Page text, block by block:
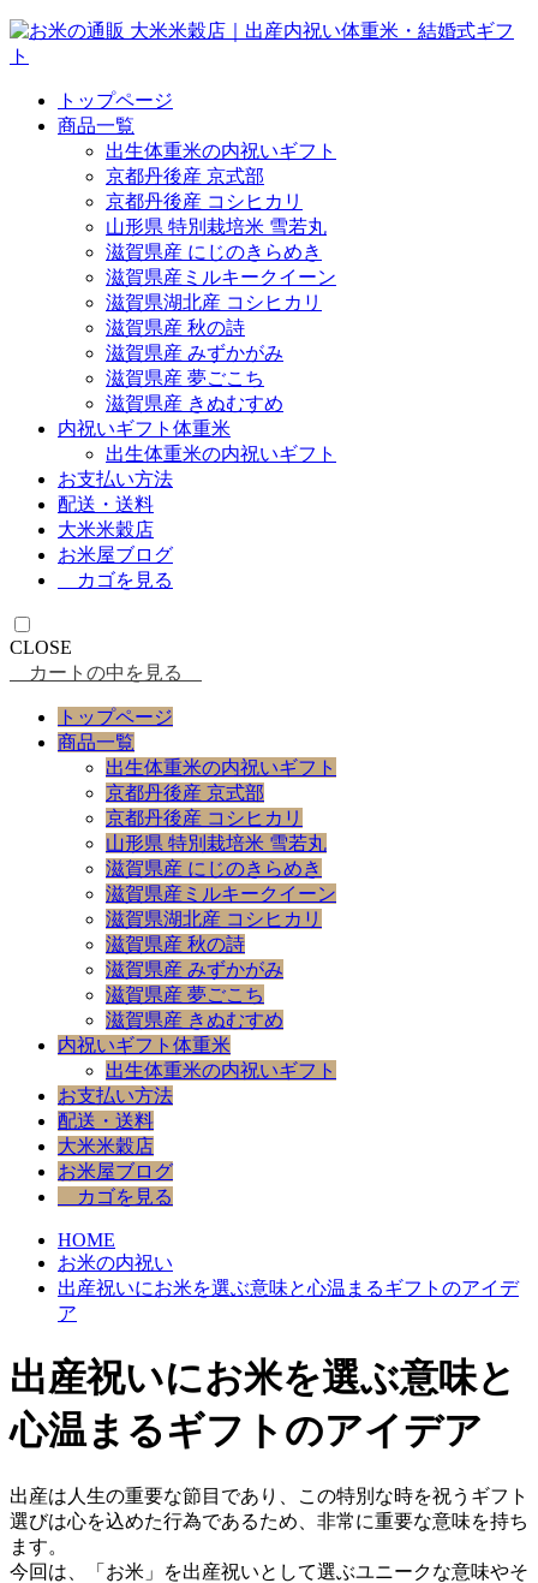
トップページ
商品一覧
出生体重米の内祝いギフト
京都丹後産 京式部
京都丹後産 コシヒカリ
山形県 特別栽培米 雪若丸
滋賀県産 にじのきらめき
滋賀県産ミルキークイーン
滋賀県湖北産 コシヒカリ
滋賀県産 秋の詩
滋賀県産 みずかがみ
滋賀県産 夢ごこち
滋賀県産 きぬむすめ
内祝いギフト体重米
出生体重米の内祝いギフト
お支払い方法
配送・送料
大米米穀店
お米屋ブログ
カゴを見る
CLOSE
カートの中を見る
トップページ
商品一覧
出生体重米の内祝いギフト
京都丹後産 京式部
京都丹後産 コシヒカリ
山形県 特別栽培米 雪若丸
滋賀県産 にじのきらめき
滋賀県産ミルキークイーン
滋賀県湖北産 コシヒカリ
滋賀県産 秋の詩
滋賀県産 みずかがみ
滋賀県産 夢ごこち
滋賀県産 きぬむすめ
内祝いギフト体重米
出生体重米の内祝いギフト
お支払い方法
配送・送料
大米米穀店
お米屋ブログ
カゴを見る
HOME
お米の内祝い
出産祝いにお米を選ぶ意味と心温まるギフトのアイデ
ア
出産祝いにお米を選ぶ意味と
心温まるギフトのアイデア
出産は人生の重要な節目であり、この特別な時を祝うギフト
選びは心を込めた行為であるため、非常に重要な意味を持ち
ます。
今回は、「お米」を出産祝いとして選ぶユニークな意味やそ